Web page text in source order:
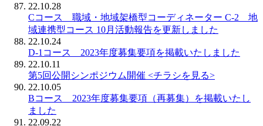
22.10.28
Cコース 職域・地域架橋型コーディネーター C-2 地
域連携型コース 10月活動報告を更新しました
22.10.24
D-1コース 2023年度募集要項を掲載いたしました
22.10.11
第5回公開シンポジウム開催 <チラシを見る>
22.10.05
Bコース 2023年度募集要項（再募集）を掲載いたし
ました
22.09.22